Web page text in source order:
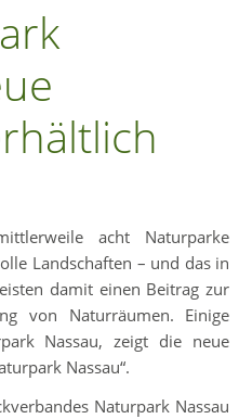
acht Naturparke
Landschaften – und das in
damit einen Beitrag zur
von Naturräumen. Einige
Nassau, zeigt die neue
Nassau“.
Naturpark Nassau